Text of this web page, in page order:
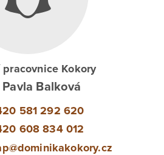
s koupelnouKokory
Pavla Balková
581 292 620
608 834 012